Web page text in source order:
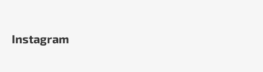
Instagram